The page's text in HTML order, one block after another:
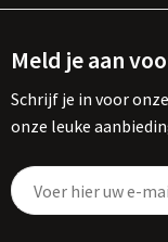
Meld je aan
Schrijf je in voor
onze leuke